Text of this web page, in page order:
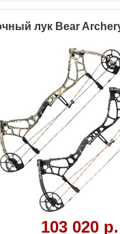
лук Bear
103 020 р.